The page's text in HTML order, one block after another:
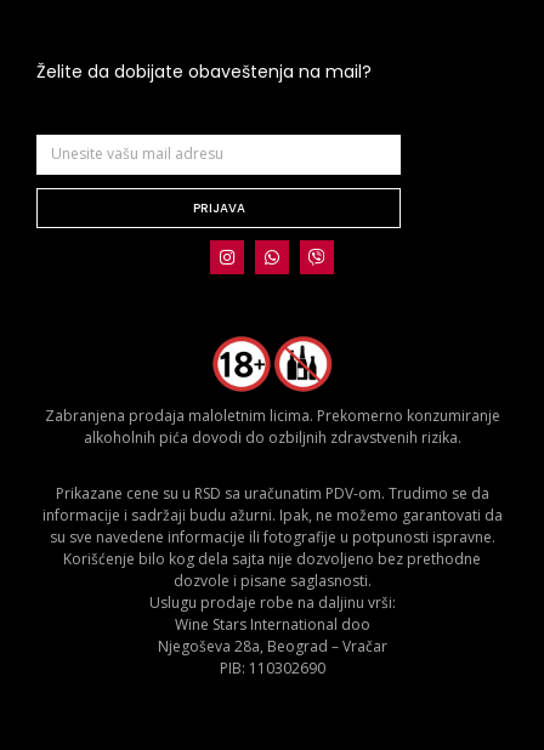
Želite da dobijate obaveštenja na mail?
PRIJAVA
Zabranjena prodaja maloletnim licima. Prekomerno konzumiranje
alkoholnih pića dovodi do ozbiljnih zdravstvenih rizika.
Prikazane cene su u RSD sa uračunatim PDV-om. Trudimo se da
informacije i sadržaji budu ažurni. Ipak, ne možemo garantovati da
su sve navedene informacije ili fotografije u potpunosti ispravne.
Korišćenje bilo kog dela sajta nije dozvoljeno bez prethodne
dozvole i pisane saglasnosti.
Uslugu prodaje robe na daljinu vrši:
Wine Stars International doo
Njegoševa 28a, Beograd – Vračar
PIB: 110302690